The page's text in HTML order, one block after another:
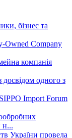
бізнес та
Owned Company
компанія
одного з
Import Forum
н...
України провела